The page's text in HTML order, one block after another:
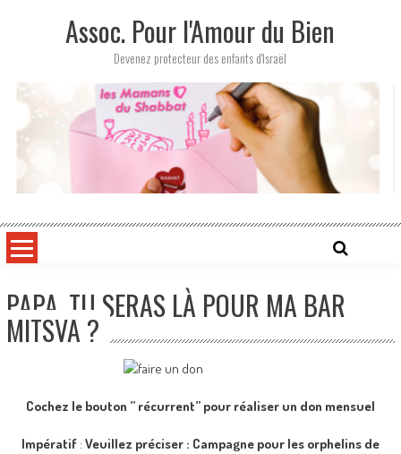
Assoc. Pour l'Amour du Bien
Devenez protecteur des enfants d'Israël
PAPA, TU SERAS LÀ POUR MA BAR
MITSVA ?
Cochez le bouton ” récurrent” pour réaliser un don mensuel
Impératif: Veuillez préciser : Campagne pour les orphelins de